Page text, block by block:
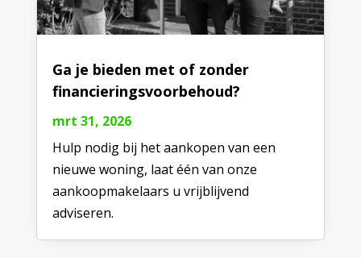
Ga je bieden met of zonder
financieringsvoorbehoud?
mrt 31, 2026
Hulp nodig bij het aankopen van een
nieuwe woning, laat één van onze
aankoopmakelaars u vrijblijvend
adviseren.